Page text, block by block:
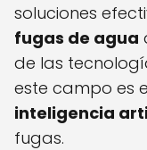
soluciones
fugas de agua
de las
este campo es
inteligencia
fugas.